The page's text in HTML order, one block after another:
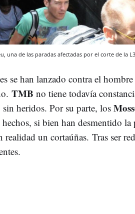
una de las paradas afectadas por el corte de la
se han lanzado contra el
TMB no tiene todavía
heridos. Por su parte, los
si bien han desmentido la
realidad un cortaúñas. Tras ser